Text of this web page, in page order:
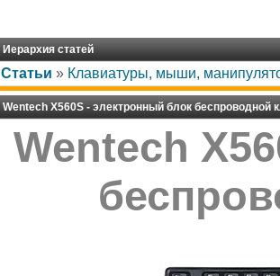
Иерархия статей
Статьи » Клавиатуры, мыши,
Wentech X560S - электронный блок беспроводной
Wentech